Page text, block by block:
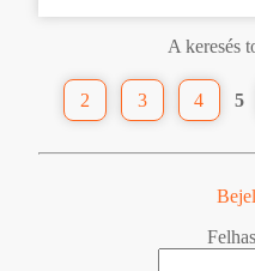
A keresés
2 3 4 5